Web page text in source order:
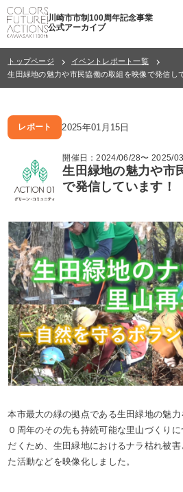
川崎市市制100周年記念事業
公式アーカイブ
トップページ
イベントレポート一覧
生田緑地の魅力や市民協働の取組を映像で発信し
レポート 2025年01月15日
開催日：2024/06/28〜 2025/
生田緑地の魅力や市
で発信しています！
本市最大の緑の拠点である生田緑地の魅
０周年のその先も持続可能な里山づくり
だくため、生田緑地におけるナラ枯れ被
た活動などを映像化しました。